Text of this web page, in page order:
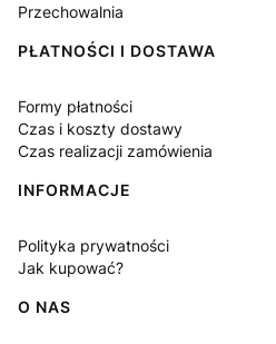
Przechowalnia
PŁATNOŚCI I DOSTAWA
Formy płatności
Czas i koszty dostawy
Czas realizacji zamówienia
INFORMACJE
Polityka prywatności
Jak kupować?
O NAS